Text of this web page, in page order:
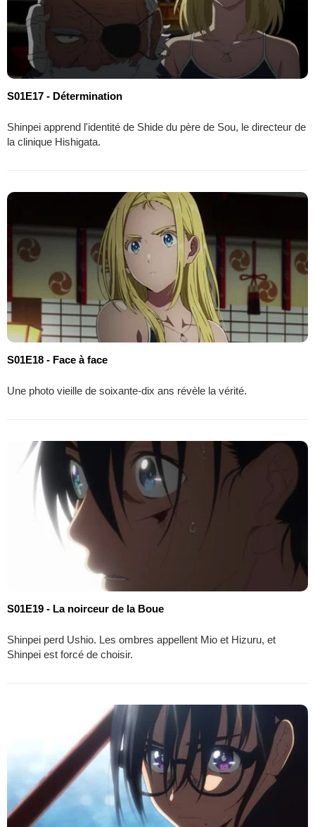
S01E17 - Détermination
Shinpei apprend l'identité de Shide du père de Sou, le directeur de
la clinique Hishigata.
S01E18 - Face à face
Une photo vieille de soixante-dix ans révèle la vérité.
S01E19 - La noirceur de la Boue
Shinpei perd Ushio. Les ombres appellent Mio et Hizuru, et
Shinpei est forcé de choisir.